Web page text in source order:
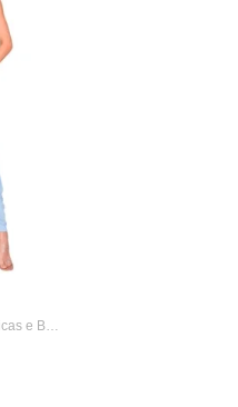
Saia Longa Pontas Assimétricas e Bolsos ...